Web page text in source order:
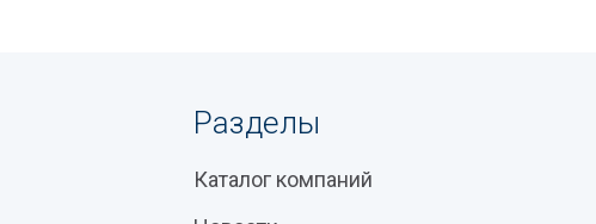
Разделы
Каталог компаний